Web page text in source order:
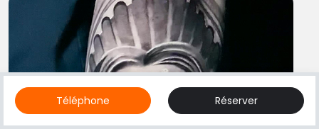
Téléphone Réserver